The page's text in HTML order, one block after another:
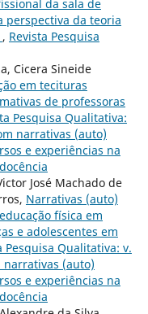
da sala de
da teoria
, Revista Pesquisa
Cicera Sineide
em tecituras
de professoras
Pesquisa Qualitativa:
narrativas (auto)
e experiências na
José Machado de
Narrativas (auto)
física em
e adolescentes em
Pesquisa Qualitativa: v.
narrativas (auto)
e experiências na